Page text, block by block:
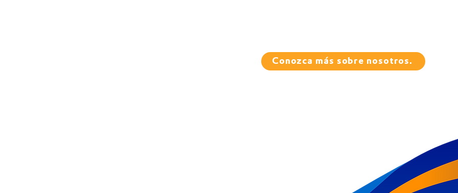
Conozca más sobre nosotros.